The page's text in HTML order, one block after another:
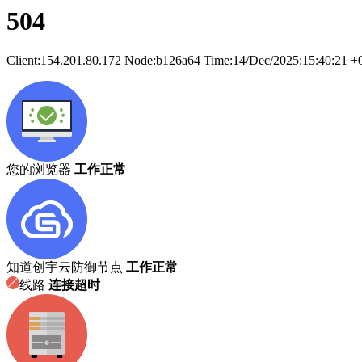
504
Client:154.201.80.172 Node:b126a64 Time:14/Dec/2025:15:40:21
您的浏览器 工作正常
知道创宇云防御节点 工作正常
线路 连接超时